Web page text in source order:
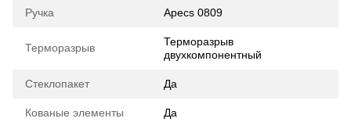
Ручка Apecs 0809
Терморазрыв
Терморазрыв
двухкомпонентный
Стеклопакет Да
Кованые элементы Да